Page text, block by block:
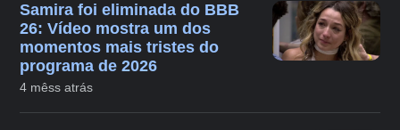
Samira foi eliminada do BBB
26: Vídeo mostra um dos
momentos mais tristes do
programa de 2026
4 mêss atrás